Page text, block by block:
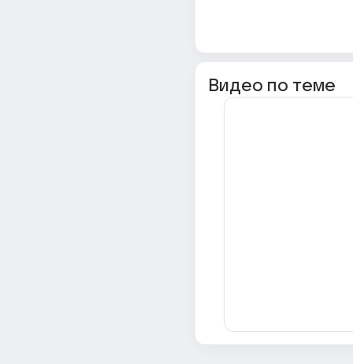
Видео по теме